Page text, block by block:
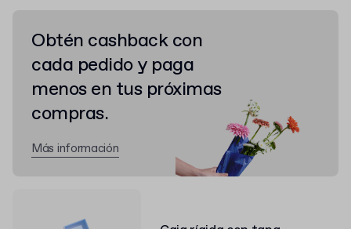
Obtén cashback con
cada pedido y paga
menos en tus próximas
compras.
Más información